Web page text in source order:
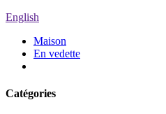
English
Maison
En vedette
Catégories